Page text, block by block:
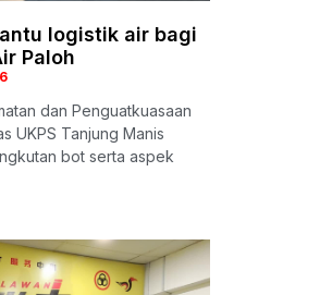
logistik air bagi
Paloh
dan Penguatkuasaan
UKPS Tanjung Manis
bot serta aspek